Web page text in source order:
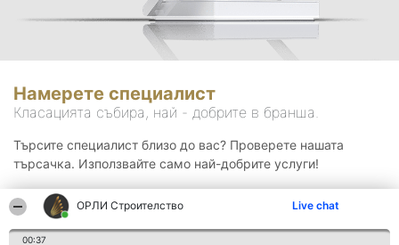
ОРЛИ Строителство Live chat
00:37
Намерете специалист
Класацията събира, най - добрите в бранша.
Търсите специалист близо до вас? Проверете нашата
търсачка. Използвайте само най-добрите услуги!